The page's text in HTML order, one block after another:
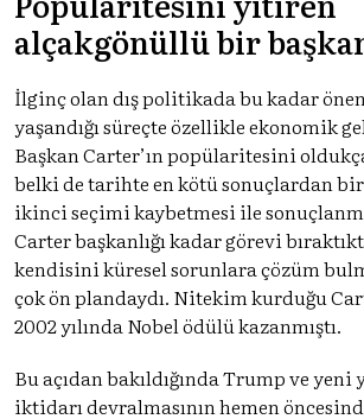
alçakgönüllü bir
İlginç olan dış politikada bu kadar
yaşandığı süreçte özellikle ekonomik
Başkan Carter’ın popülaritesini
belki de tarihte en kötü sonuçlardan
ikinci seçimi kaybetmesi ile
Carter başkanlığı kadar görevi
kendisini küresel sorunlara çözüm
çok ön plandaydı. Nitekim kurduğu
2002 yılında Nobel ödülü kazanmıştı.
Bu açıdan bakıldığında Trump ve
iktidarı devralmasının hemen